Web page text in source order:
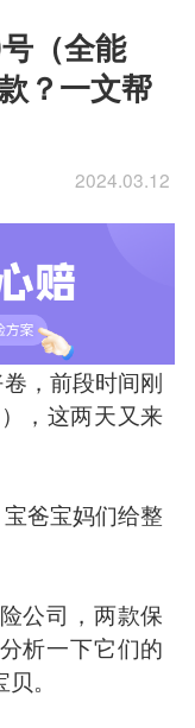
（全能
？一文帮
2024.03.12
，前段时间刚
，这两天又来
爸宝妈们给整
公司，两款保
析一下它们的
。